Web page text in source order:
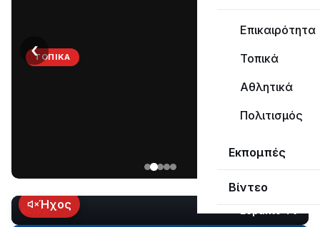
Επικαιρότητα
Τοπικά
Αθλητικά
Πολιτισμός
Εκπομπές
Βίντεο
ΤΟΠΙΚΆ
Ναυπάκτου
εδώ
και
‹
LIVEΉχος